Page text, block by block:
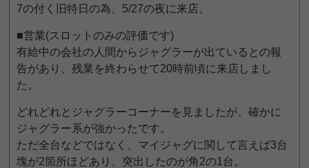
7の付く旧特日の為、5/27の夜に来店。
■営業(スロットのみの評価です)
有給中の会社の人間からジャグラーが出ているとの報
告があり、残業を終わらせて20時前頃に来店しまし
た。
どれどれとジャグラーコーナーを見ましたが、確かに
ジャグラー系が強かったです。
ただ全台などではなく、マイジャグに関して言えば3台
塊が2箇所ほどあり、突出したのが角2の1台。